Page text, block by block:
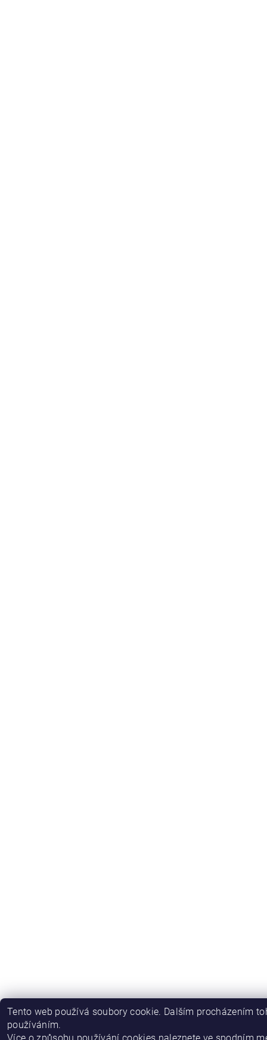
Tento web používá soubory cookie. Dalším procházením
používáním.